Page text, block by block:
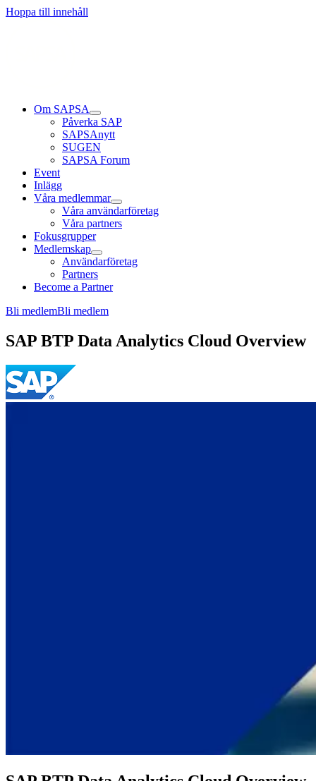
Hoppa till innehåll
Om SAPSA
Påverka SAP
SAPSAnytt
SUGEN
SAPSA Forum
Event
Inlägg
Våra medlemmar
Våra användarföretag
Våra partners
Fokusgrupper
Medlemskap
Användarföretag
Partners
Become a Partner
Bli medlemBli medlem
SAP BTP Data Analytics Cloud Overview
Läs mer
Läs mer
Läs mer